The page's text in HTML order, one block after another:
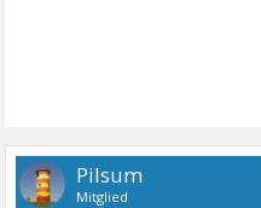
Pilsum
Mitglied